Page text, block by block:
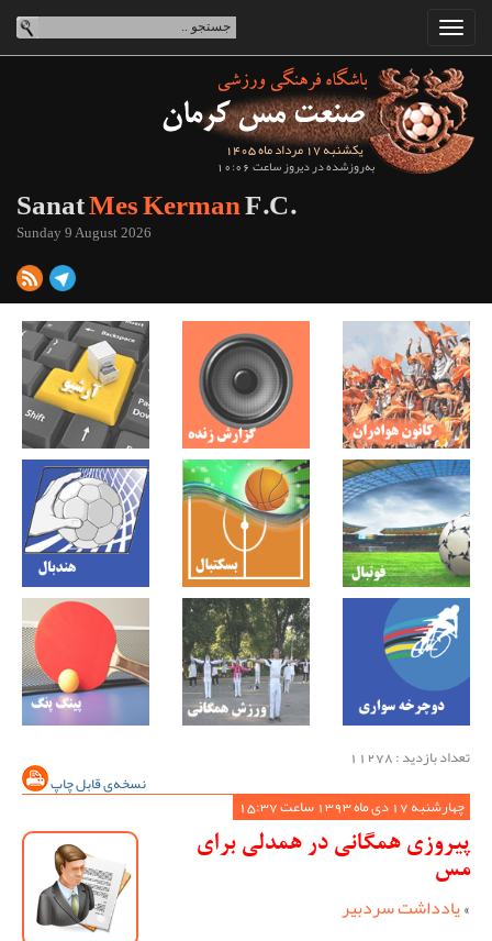
یکشنبه 17 مرداد ماه 1405
به‌روزشده در دیروز ساعت 10:06
SanatMes KermanF.C.
Sunday 9 August 2026
تعداد بازدید : 11278
نسخه‌ی قابل چاپ
چهارشنبه 17 دی ماه 1393 ساعت 15:37
پیروزی همگانی در همدلی برای
مس
»یادداشت سردبیر